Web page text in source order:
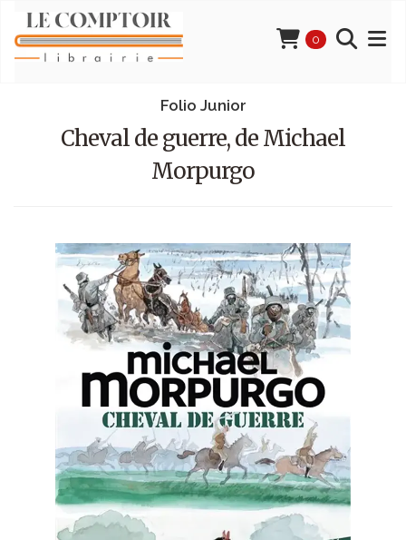
0
Folio Junior
Cheval de guerre, de Michael
Morpurgo